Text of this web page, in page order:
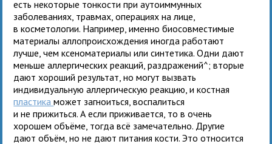
есть некоторые тонкости при аутоиммунных
заболеваниях, травмах, операциях на лице,
в косметологии. Например, именно биосовместимые
материалы аллопроисхождения иногда работают
лучше, чем ксеноматериалы или синтетика. Одни дают
меньше аллергических реакций, раздражений^; вторые
дают хороший результат, но могут вызвать
индивидуальную аллергическую реакцию, и костная
пластикаможет загноиться, воспалиться
и не прижиться. А если приживается, то в очень
хорошем объёме, тогда всё замечательно. Другие
дают объём, но не дают питания кости. Это относится